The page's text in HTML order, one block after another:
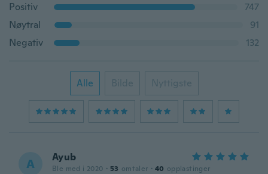
Positiv
747
Nøytral
91
Negativ
132
Alle Bilde Nyttigste
A Ayub
Ble med i 2020 · 53 omtaler · 40 opplastinger